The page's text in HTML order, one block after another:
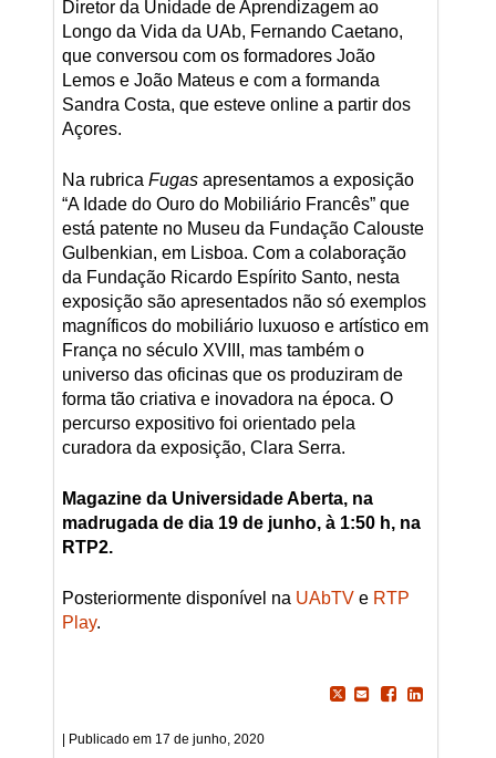
Diretor da Unidade de Aprendizagem ao
Longo da Vida da UAb, Fernando Caetano,
que conversou com os formadores João
Lemos e João Mateus e com a formanda
Sandra Costa, que esteve online a partir dos
Açores.
Na rubrica Fugasapresentamos a exposição
“A Idade do Ouro do Mobiliário Francês” que
está patente no Museu da Fundação Calouste
Gulbenkian, em Lisboa. Com a colaboração
da Fundação Ricardo Espírito Santo, nesta
exposição são apresentados não só exemplos
magníficos do mobiliário luxuoso e artístico em
França no século XVIII, mas também o
universo das oficinas que os produziram de
forma tão criativa e inovadora na época. O
percurso expositivo foi orientado pela
curadora da exposição, Clara Serra.
Magazine da Universidade Aberta, na
madrugada de dia 19 de junho, à 1:50 h, na
RTP2.
Posteriormente disponível na UAbTVe RTP
Play.
17 de junho, 2020